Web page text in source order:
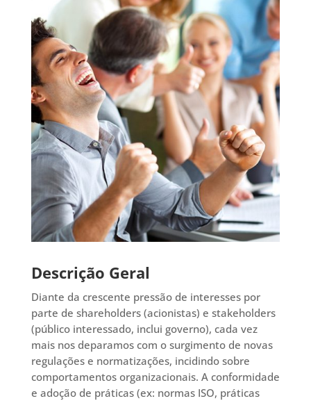
Descrição Geral
Diante da crescente pressão de interesses por
parte de shareholders (acionistas) e stakeholders
(público interessado, inclui governo), cada vez
mais nos deparamos com o surgimento de novas
regulações e normatizações, incidindo sobre
comportamentos organizacionais. A conformidade
e adoção de práticas (ex: normas ISO, práticas